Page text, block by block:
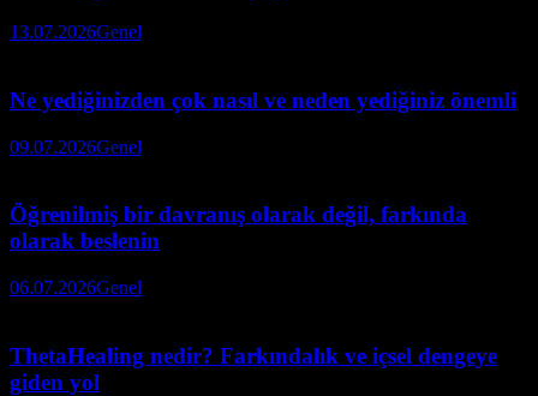
13.07.2026Genel
Ne yediğinizden çok nasıl ve neden yediğiniz önemli
09.07.2026Genel
Öğrenilmiş bir davranış olarak değil, farkında
olarak beslenin
06.07.2026Genel
ThetaHealing nedir? Farkındalık ve içsel dengeye
giden yol